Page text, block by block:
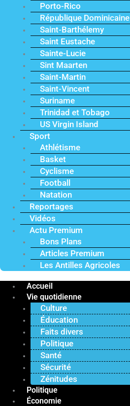
Porto-Rico
République Dominicaine
Saint-Barthélemy
Saint Eustache
Sainte-Lucie
Sint Maarten
Saint-Martin
Saint-Vincent
Suriname
Trinidad et Tobago
US Virgin Island
Sport
Athlétisme
Basket
Cyclisme
Football
Natation
Reportages
Vidéos
Actu Premium
Bons Plans
Articles Premium
Les Antilles Agricoles
Accueil
Vie quotidienne
Culture
Éducation
Faits divers
Politique
Santé
Sécurité
Zénitudes
Politique
Économie